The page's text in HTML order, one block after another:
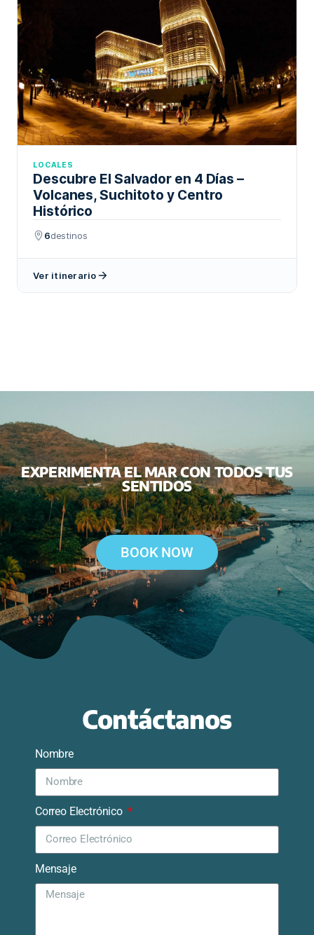
LOCALES
Descubre El Salvador en 4 Días –
Volcanes, Suchitoto y Centro
Histórico
6destinos
Ver itinerario
EXPERIMENTA EL MAR CON TODOS TUS
SENTIDOS
BOOK NOW
Contáctanos
Nombre
Correo Electrónico
Mensaje